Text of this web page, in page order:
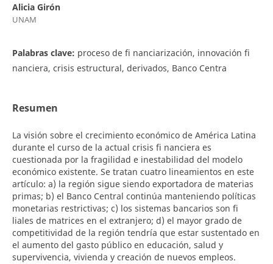
Alicia Girón
UNAM
Palabras clave: proceso de fi nanciarización, innovación fi
nanciera, crisis estructural, derivados, Banco Centra
Resumen
La visión sobre el crecimiento económico de América Latina
durante el curso de la actual crisis fi nanciera es
cuestionada por la fragilidad e inestabilidad del modelo
económico existente. Se tratan cuatro lineamientos en este
artículo: a) la región sigue siendo exportadora de materias
primas; b) el Banco Central continúa manteniendo políticas
monetarias restrictivas; c) los sistemas bancarios son fi
liales de matrices en el extranjero; d) el mayor grado de
competitividad de la región tendría que estar sustentado en
el aumento del gasto público en educación, salud y
supervivencia, vivienda y creación de nuevos empleos.